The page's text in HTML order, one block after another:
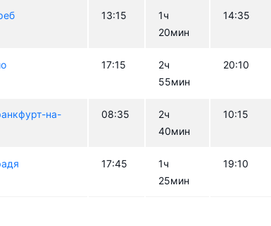
13:15
1ч
20мин
14:35
17:15
2ч
55мин
20:10
на-
08:35
2ч
40мин
10:15
17:45
1ч
25мин
19:10